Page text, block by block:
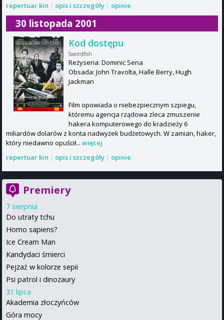
repertuar kin | opis i szczegóły | opinie
30 listopada 2001
Kod dostępu
Swordfish
Reżyseria: Dominic Sena
Obsada: John Travolta, Halle Berry, Hugh
Jackman
Film opowiada o niebezpiecznym szpiegu,
któremu agencja rządowa zleca zmuszenie
hakera komputerowego do kradzieży 6
miliardów dolarów z konta nadwyżek budżetowych. W zamian, haker,
który niedawno opuścił... więcej
repertuar kin | opis i szczegóły | opinie
Premiery
7 sierpnia
Do utraty tchu
Homo sapiens?
Ice Cream Man
Kandydaci śmierci
Pejzaż w kolorze sepii
Psi patrol i dinozaury
31 lipca
Akademia złoczyńców
Góra mocy